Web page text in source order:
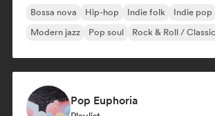
Bossa nova Hip-hop Indie folk Indie pop
Modern jazz
Pop soul Rock & Roll /
Pop Euphoria